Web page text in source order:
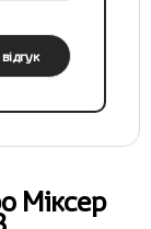
Міксер